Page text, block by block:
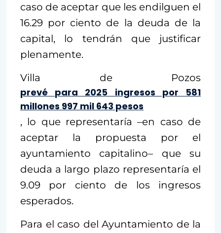
caso de aceptar que les endilguen el
16.29 por ciento de la deuda de la
capital, lo tendrán que justificar
plenamente.
Villa de Pozos
prevé para 2025 ingresos por 581
millones 997 mil 643 pesos
, lo que representaría –en caso de
aceptar la propuesta por el
ayuntamiento capitalino– que su
deuda a largo plazo representaría el
9.09 por ciento de los ingresos
esperados.
Para el caso del Ayuntamiento de la